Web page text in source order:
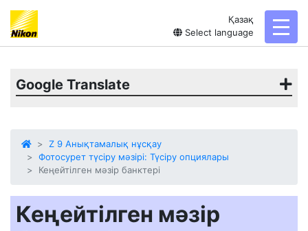
Қазақ
Select language
Google Translate
Z 9 Анықтамалық нұсқау
Фотосурет түсіру мәзірі: Түсіру опциялары
Кеңейтілген мәзір банктері
Кеңейтілген мәзір